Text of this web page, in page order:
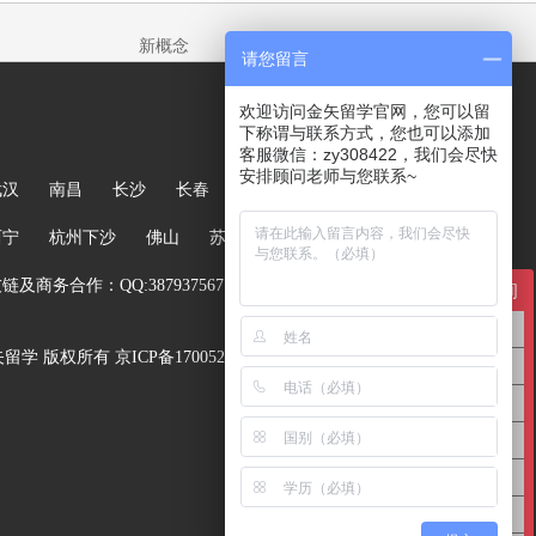
新概念
南昌 长沙 长春 哈尔滨 大连 郑州
杭州下沙 佛山 苏州
商务合作：QQ:387937567
留学 版权所有 京ICP备17005244号-1
在线咨询
澳洲留学咨询
美国留学咨询
请您留言
欢迎访问金矢留学官网，您可以留
下称谓与联系方式，您也可以添加
客服微信：zy308422，我们会尽快
安排顾问老师与您联系~